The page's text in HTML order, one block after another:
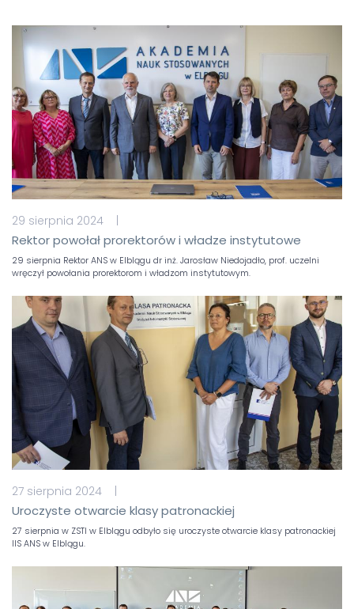
29 sierpnia 2024 |
Rektor powołał prorektorów i władze instytutowe
29 sierpnia Rektor ANS w Elblągu dr inż. Jarosław Niedojadło, prof. uczelni
wręczył powołania prorektorom i władzom instytutowym.
27 sierpnia 2024 |
Uroczyste otwarcie klasy patronackiej
27 sierpnia w ZSTI w Elblągu odbyło się uroczyste otwarcie klasy patronackiej
IIS ANS w Elblągu.